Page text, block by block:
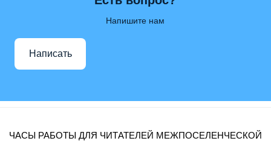
Напишите нам
Написать
ЧАСЫ РАБОТЫ ДЛЯ ЧИТАТЕЛЕЙ МЕЖПОСЕЛЕНЧЕСКОЙ